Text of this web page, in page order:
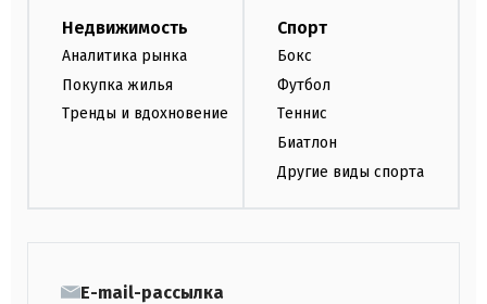
Недвижимость
Аналитика рынка
Покупка жилья
Тренды и вдохновение
Спорт
Бокс
Футбол
Теннис
Биатлон
Другие виды спорта
E-mail-рассылка